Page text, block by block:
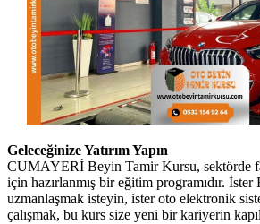
Geleceğinize Yatırım Yapın
CUMAYERİ Beyin Tamir Kursu, sektörde
için hazırlanmış bir eğitim programıdır.
uzmanlaşmak isteyin, ister oto elektronik
çalışmak, bu kurs size yeni bir kariyerin